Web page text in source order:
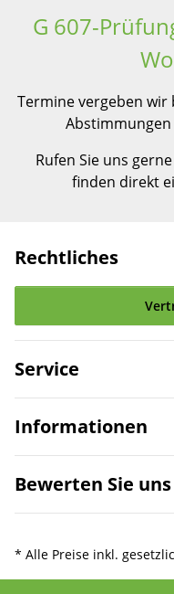
G 607-
Termine vergeben
Abstimmungen
Rufen Sie uns
finden direkt
Rechtliches
Service
Informationen
Bewerten Sie uns
* Alle Preise inkl.